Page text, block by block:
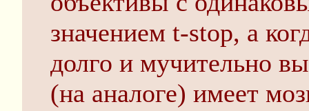
значением t-stop, а
долго и мучительно
(на аналоге) имеет